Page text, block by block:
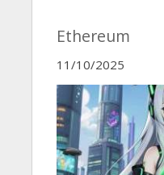
Ethereum
11/10/2025